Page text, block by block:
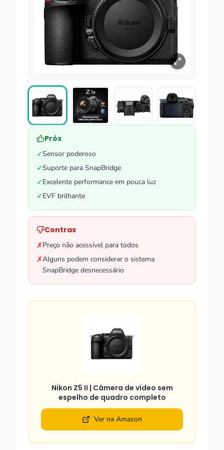
Prós
✓Sensor poderoso
✓Suporte para SnapBridge
✓Excelente performance em pouca luz
✓EVF brilhante
Contras
✗Preço não acessível para todos
✗Alguns podem considerar o sistema
SnapBridge desnecessário
Nikon Z5 II | Câmera de vídeo sem
espelho de quadro completo
Ver na Amazon